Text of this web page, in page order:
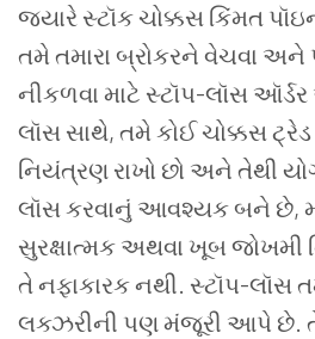
જ્યારે સ્ટૉકચોક્કસ કિંમત
તમેતમારા બ્રોકરને વેચવા અને
નીકળવા માટે સ્ટૉપ-લૉસ ઑર્ડર
લૉસ સાથે, તમેકોઈચોક્કસટ્રેડ
નિયંત્રણ રાખો છો અને તેથી
લૉસકરવાનું આવશ્યકબને છે,
સુરક્ષાત્મક અથવા ખૂબજોખમી
તે નફાકારકનથી. સ્ટૉપ-લૉસ
લક્ઝરીની પણમંજૂરી આપે છે.